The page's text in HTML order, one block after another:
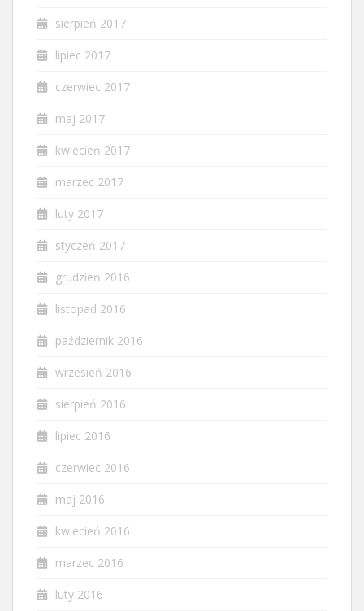
sierpień 2017
lipiec 2017
czerwiec 2017
maj 2017
kwiecień 2017
marzec 2017
luty 2017
styczeń 2017
grudzień 2016
listopad 2016
październik 2016
wrzesień 2016
sierpień 2016
lipiec 2016
czerwiec 2016
maj 2016
kwiecień 2016
marzec 2016
luty 2016